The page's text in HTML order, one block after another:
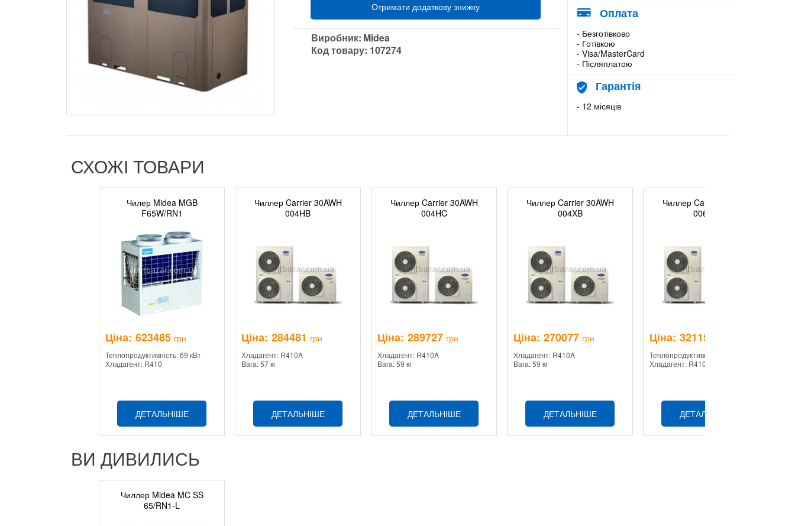
Отримати додаткову знижку
Виробник: Midea
Код товару: 107274
Оплата
- Безготівково
- Готівкою
- Visa/MasterCard
- Післяплатою
Гарантія
- 12 місяців
СХОЖІ ТОВАРИ
Чилер Midea MGB
F65W/RN1
Ціна: 623485 грн
Теплопродуктивність: 69 кВт
Хладагент: R410
ДЕТАЛЬНІШЕ
Чиллер Carrier 30AWH
004HB
Ціна: 284481 грн
Хладагент: R410A
Вага: 57 кг
ДЕТАЛЬНІШЕ
Чиллер Carrier 30AWH
004HC
Ціна: 289727 грн
Хладагент: R410A
Вага: 59 кг
ДЕТАЛЬНІШЕ
Чиллер Carrier 30AWH
004XB
Ціна: 270077 грн
Хладагент: R410A
Вага: 59 кг
ДЕТАЛЬНІШЕ
Чиллер Carrier 30AWH
006HB
Ціна: 321159
Теплопродуктивність: 5,8 кВт
Хладагент: R410A
ДЕТАЛЬНІШЕ
ВИ ДИВИЛИСЬ
Чиллер Midea MC SS
65/RN1-L